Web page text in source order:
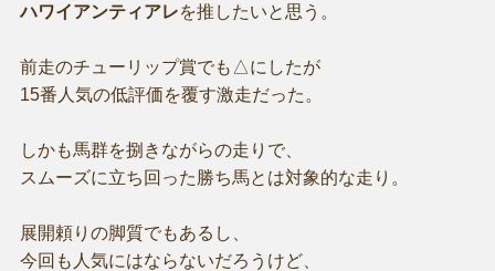
ハワイアンティアレを推したいと思う。
前走のチューリップ賞でも△にしたが
15番人気の低評価を覆す激走だった。
しかも馬群を捌きながらの走りで、
スムーズに立ち回った勝ち馬とは対象的な走り。
展開頼りの脚質でもあるし、
今回も人気にはならないだろうけど、